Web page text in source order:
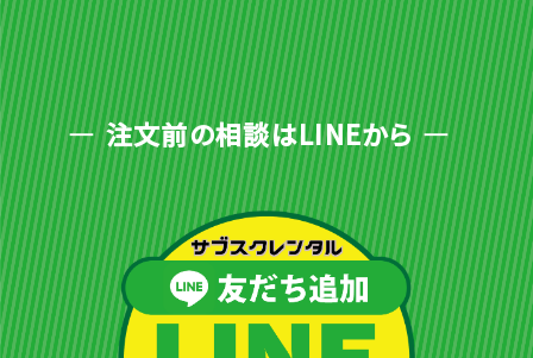
注文前の相談はLINEから